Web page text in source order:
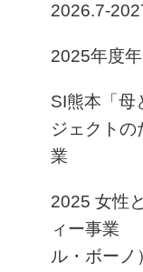
2026.7-
2025年度
SI熊本「母
ジェクトの
業
2025 女性
ィー事業
ル・ボー